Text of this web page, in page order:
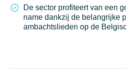
De sector profiteert van een
name dankzij de belangrijke
ambachtslieden op de